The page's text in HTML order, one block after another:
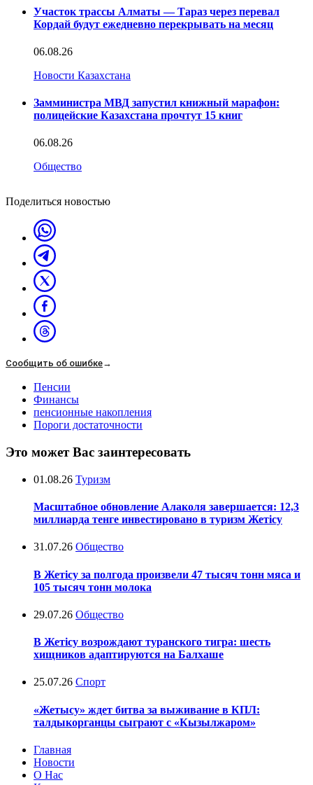
Участок трассы Алматы — Тараз через перевал
Кордай будут ежедневно перекрывать на месяц
06.08.26
Новости Казахстана
Замминистра МВД запустил книжный марафон:
полицейские Казахстана прочтут 15 книг
06.08.26
Общество
Поделиться новостью
Сообщить об ошибке→
Пенсии
Финансы
пенсионные накопления
Пороги достаточности
Это может Вас заинтересовать
01.08.26 Туризм
Масштабное обновление Алаколя завершается: 12,3
миллиарда тенге инвестировано в туризм Жетісу
31.07.26 Общество
В Жетісу за полгода произвели 47 тысяч тонн мяса и
105 тысяч тонн молока
29.07.26 Общество
В Жетісу возрождают туранского тигра: шесть
хищников адаптируются на Балхаше
25.07.26 Спорт
«Жетысу» ждет битва за выживание в КПЛ:
талдыкорганцы сыграют с «Кызылжаром»
Главная
Новости
О Нас